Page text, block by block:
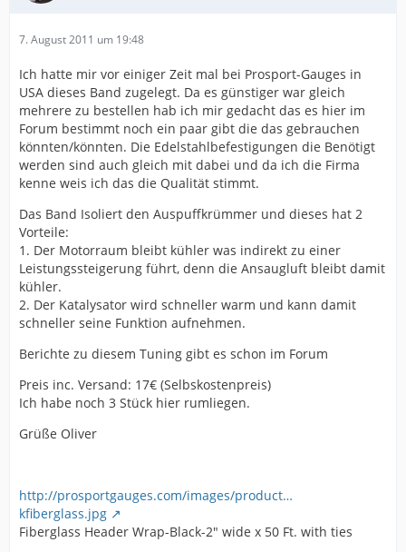
7. August 2011 um 19:48
Ich hatte mir vor einiger Zeit mal bei Prosport-Gauges in
USA dieses Band zugelegt. Da es günstiger war gleich
mehrere zu bestellen hab ich mir gedacht das es hier im
Forum bestimmt noch ein paar gibt die das gebrauchen
könnten/könnten. Die Edelstahlbefestigungen die Benötigt
werden sind auch gleich mit dabei und da ich die Firma
kenne weis ich das die Qualität stimmt.
Das Band Isoliert den Auspuffkrümmer und dieses hat 2
Vorteile:
1. Der Motorraum bleibt kühler was indirekt zu einer
Leistungssteigerung führt, denn die Ansaugluft bleibt damit
kühler.
2. Der Katalysator wird schneller warm und kann damit
schneller seine Funktion aufnehmen.
Berichte zu diesem Tuning gibt es schon im Forum
Preis inc. Versand: 17€ (Selbskostenpreis)
Ich habe noch 3 Stück hier rumliegen.
Grüße Oliver
http://prosportgauges.com/images/product…
kfiberglass.jpg
Fiberglass Header Wrap-Black-2" wide x 50 Ft. with ties